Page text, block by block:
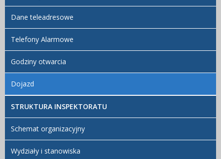
Dane teleadresowe
Telefony Alarmowe
Godziny otwarcia
Dojazd
STRUKTURA INSPEKTORATU
Schemat organizacyjny
Wydziały i stanowiska